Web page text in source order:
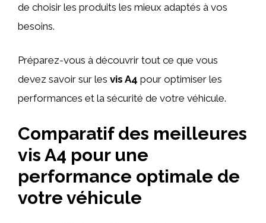
de choisir les produits les mieux adaptés à vos
besoins.
Préparez-vous à découvrir tout ce que vous
devez savoir sur les vis A4 pour optimiser les
performances et la sécurité de votre véhicule.
Comparatif des meilleures
vis A4 pour une
performance optimale de
votre véhicule